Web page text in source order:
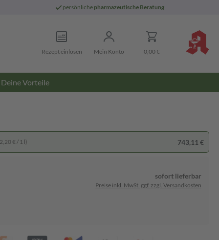
persönliche pharmazeutische Beratung
Rezept einlösen Mein Konto 0,00 €
Deine Vorteile
€ / 1 l) 743,11 €
sofort lieferbar
Preise inkl. MwSt. ggf. zzgl. Versandkosten